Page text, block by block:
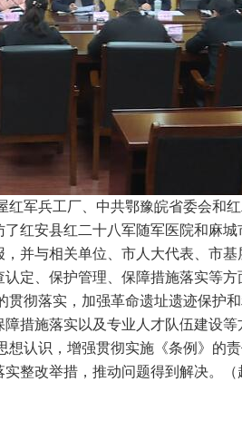
军兵工厂、中共鄂豫皖省委会和
红安县红二十八军随军医院和麻
并与相关单位、市人大代表、市
定、保护管理、保障措施落实等方
彻落实，加强革命遗址遗迹保护和
措施落实以及专业人才队伍建设等
认识，增强贯彻实施《条例》的
整改举措，推动问题得到解决。（